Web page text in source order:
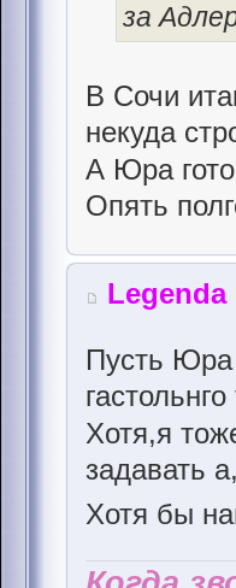
за
В Сочи
некуда
А Юра
Опять
Legenda
Пусть Юра
гастольнго
Хотя,я
задавать
Хотя бы